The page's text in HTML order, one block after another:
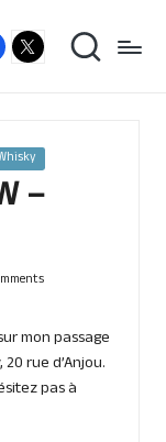
RumX
App
–
mon passage
rue d’Anjou.
pas à